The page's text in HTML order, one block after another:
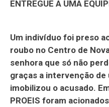
ENTREGUE A UMA
Um indivíduo foi preso
roubo no Centro de
senhora que só não
graças a intervenção
imobilizou o acusado.
PROEIS foram